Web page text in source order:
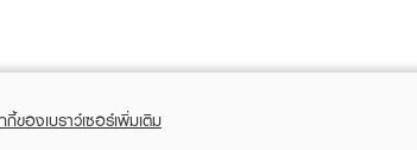
กี้ของเบราว์เซอร์เพิ่มเติม